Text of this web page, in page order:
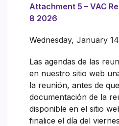
Attachment 5 – VAC
8 2026
Wednesday, January
Las agendas de las
en nuestro sitio web
la reunión, antes de
documentación de la
disponible en el sitio
finalice el día del